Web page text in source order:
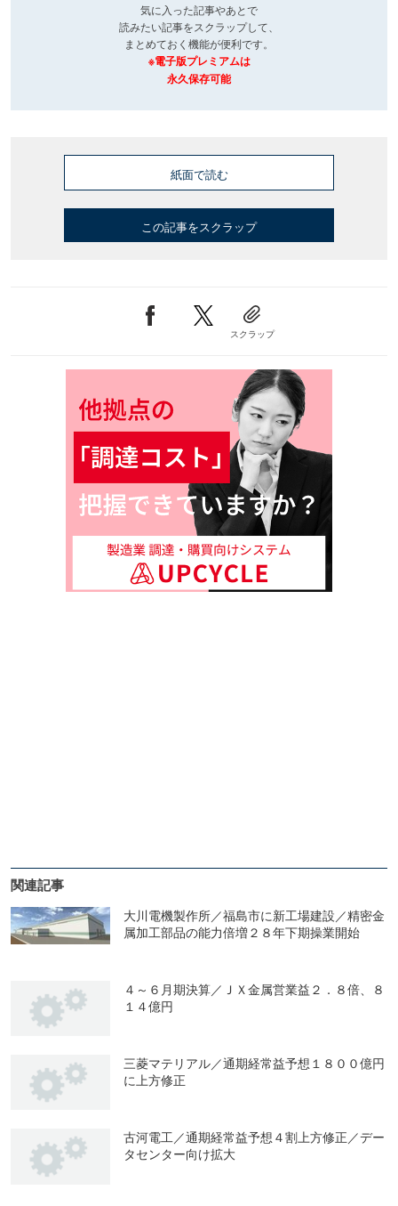
気に入った記事やあとで
読みたい記事をスクラップして、
まとめておく機能が便利です。
※電子版プレミアムは
永久保存可能
紙面で読む
この記事をスクラップ
スクラップ
関連記事
大川電機製作所／福島市に新工場建設／精密金
属加工部品の能力倍増２８年下期操業開始
４～６月期決算／ＪＸ金属営業益２．８倍、８
１４億円
三菱マテリアル／通期経常益予想１８００億円
に上方修正
古河電工／通期経常益予想４割上方修正／デー
タセンター向け拡大